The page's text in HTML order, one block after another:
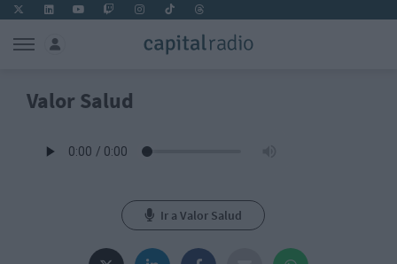
Valor Salud
Ir a Valor Salud